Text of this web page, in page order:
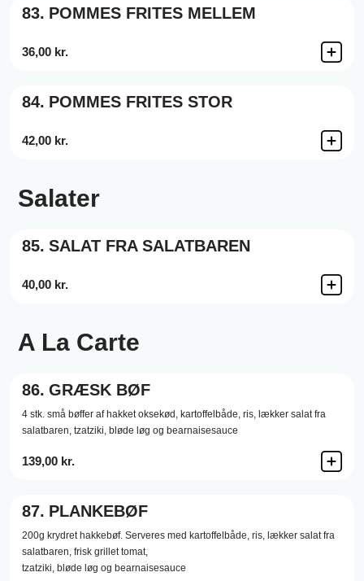
83. POMMES FRITES MELLEM
36,00 kr.
84. POMMES FRITES STOR
42,00 kr.
Salater
85. SALAT FRA SALATBAREN
40,00 kr.
A La Carte
86. GRÆSK BØF
4 stk. små bøffer af hakket oksekød, kartoffelbåde, ris, lækker salat fra
salatbaren, tzatziki, bløde løg og bearnaisesauce
139,00 kr.
87. PLANKEBØF
200g krydret hakkebøf. Serveres med kartoffelbåde, ris, lækker salat fra
salatbaren, frisk grillet tomat,
tzatziki, bløde løg og bearnaisesauce